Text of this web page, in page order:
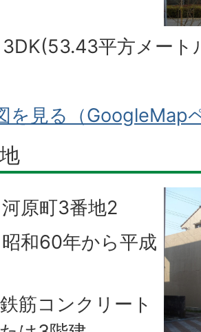
平方メート
を見る（GoogleMap
原町3番地2
60年から平成
コンクリート